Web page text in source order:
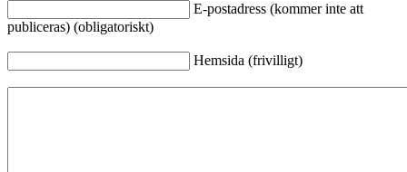
E-postadress (kommer inte att
publiceras) (obligatoriskt)
Hemsida (frivilligt)